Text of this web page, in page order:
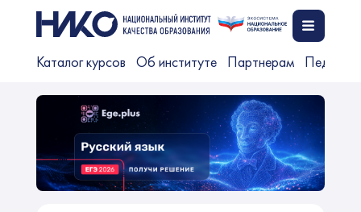
Каталог курсов Об институте Партнерам